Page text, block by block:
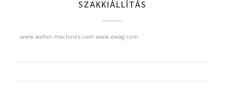
SZAKKIÁLLÍTÁS
www.walter-machines.com www.ewag.com